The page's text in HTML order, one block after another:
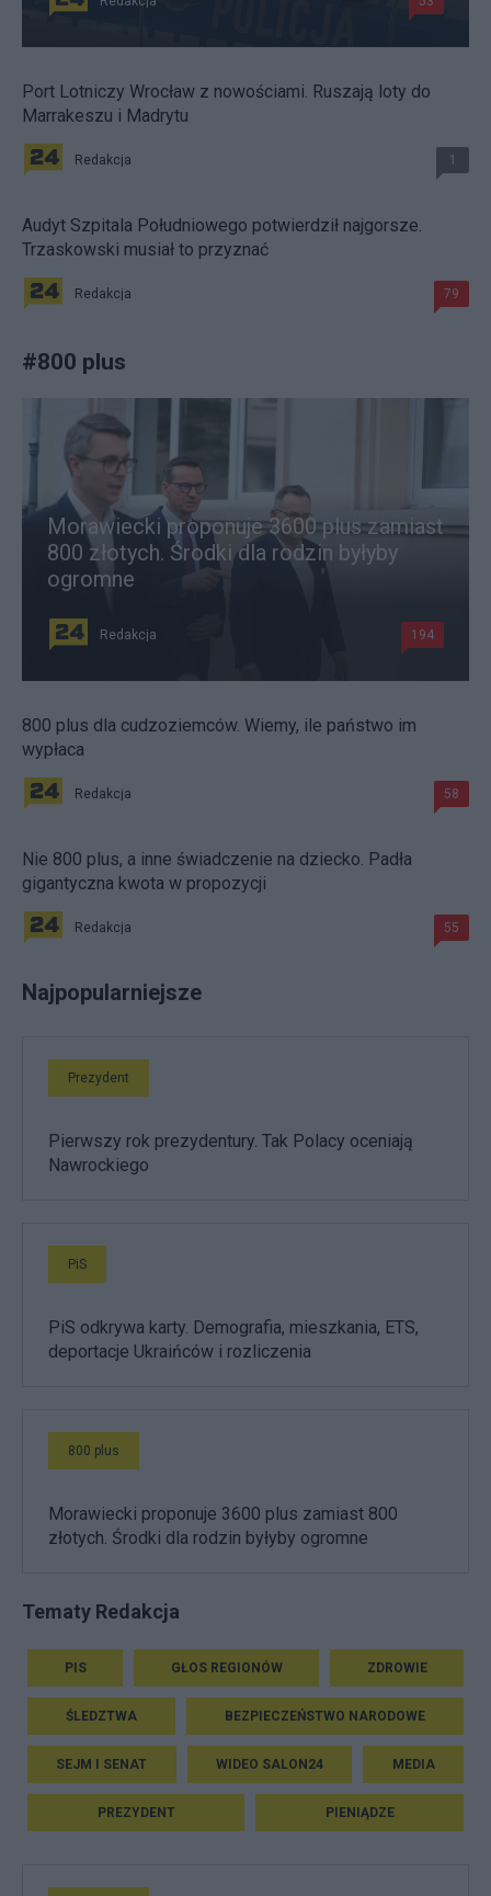
Port Lotniczy Wrocław z nowościami. Ruszają loty do
Marrakeszu i Madrytu
Redakcja 1
Audyt Szpitala Południowego potwierdził najgorsze.
Trzaskowski musiał to przyznać
Redakcja 79
#800 plus
Morawiecki proponuje 3600 plus zamiast
800 złotych. Środki dla rodzin byłyby
ogromne
Redakcja 194
800 plus dla cudzoziemców. Wiemy, ile państwo im
wypłaca
Redakcja 58
Nie 800 plus, a inne świadczenie na dziecko. Padła
gigantyczna kwota w propozycji
Redakcja 55
Najpopularniejsze
Prezydent
Pierwszy rok prezydentury. Tak Polacy oceniają
Nawrockiego
PiS
PiS odkrywa karty. Demografia, mieszkania, ETS,
deportacje Ukraińców i rozliczenia
800 plus
Morawiecki proponuje 3600 plus zamiast 800
złotych. Środki dla rodzin byłyby ogromne
Tematy Redakcja
PIS GŁOS REGIONÓW ZDROWIE
ŚLEDZTWA BEZPIECZEŃSTWO NARODOWE
SEJM I SENAT WIDEO SALON24 MEDIA
PREZYDENT PIENIĄDZE